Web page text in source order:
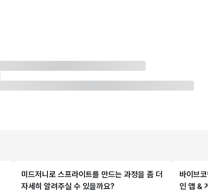
미드저니로 스프라이트를 만드는 과정을 좀 더
자세히 알려주실 수 있을까요?
바이브
인 앱 &